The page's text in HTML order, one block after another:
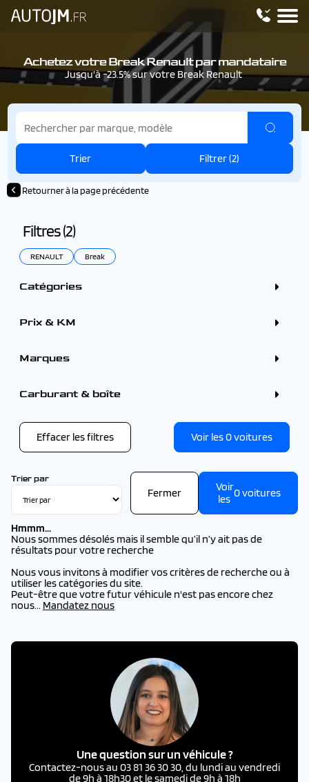
Achetez votre Break Renault par mandataire
Jusqu'à -23.5% sur votre Break Renault
Trier Filtrer (2)
Retourner à la page précédente
Filtres (2)
RENAULT Break
Catégories
Citadine (10)
Prix & KM
Marques
SEAT (1)
Carburant & boîte
Effacer les filtres Voir les0voitures
Trier par
Fermer
Voir
les 0voitures
Hmmm...
Nous sommes désolés mais il semble qu’il n’y ait pas de
résultats pour votre recherche
Nous vous invitons à modifier vos critères de recherche ou à
utiliser les catégories du site.
Peut-être que votre futur véhicule n'est pas encore chez
nous... Mandatez nous
Une question sur un véhicule ?
Contactez-nous au 03 81 36 30 30, du lundi au vendredi
de 9h à 18h30 et le samedi de 9h à 18h